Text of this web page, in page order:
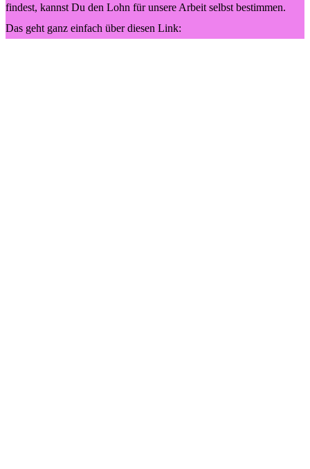
findest, kannst Du den Lohn für unsere Arbeit selbst bestimmen.
Das geht ganz einfach über diesen Link: